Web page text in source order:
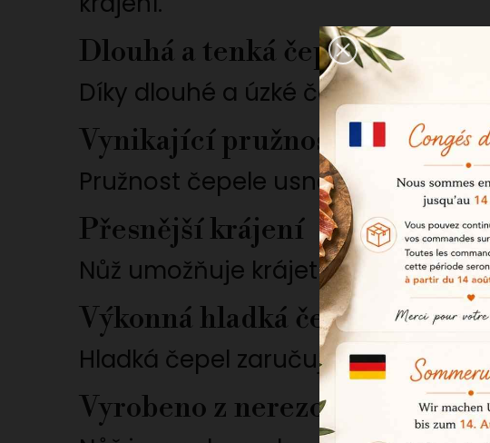
Dlouhá a tenká čepel
Díky dlouhé a úzké čepeli lze
Vynikající pružnost
Pružnost čepele usnadňuje práci
Přesnější krájení
Nůž umožňuje krájet rovnoměrné
Výkonná hladká čepel
Hladká čepel zaručuje čistý a
Vyrobeno z nerezové oceli